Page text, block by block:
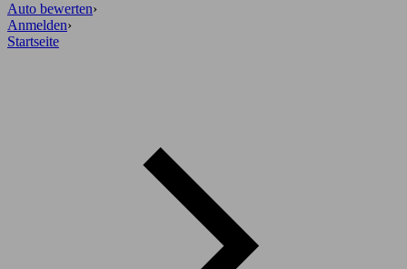
Auto bewerten›
Anmelden›
Startseite